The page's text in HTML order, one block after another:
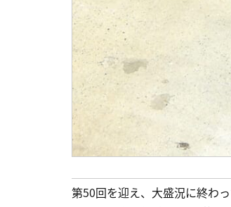
第50回を迎え、大盛況に終わ